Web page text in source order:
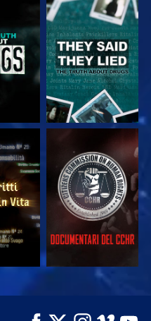
GUARDA
GUARDA
ESPLORA LE